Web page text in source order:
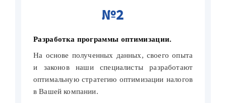
№2
Разработка программы оптимизации.
На основе полученных данных, своего опыта
и законов наши специалисты разработают
оптимальную стратегию оптимизации налогов
в Вашей компании.